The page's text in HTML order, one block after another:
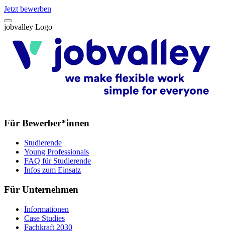
Jetzt bewerben
jobvalley Logo
Für Bewerber*innen
Studierende
Young Professionals
FAQ für Studierende
Infos zum Einsatz
Für Unternehmen
Informationen
Case Studies
Fachkraft 2030